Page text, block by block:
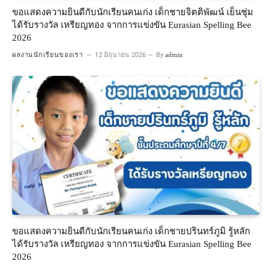
ขอแสดงความยินดีกับนักเรียนคนเก่ง เด็กชายจิตติพัฒน์ เย็นชุ่ม
ได้รับรางวัล เหรียญทอง จากการแข่งขัน Eurasian Spelling Bee
2026
ผลงานนักเรียนของเรา 12 มิถุนายน 2026 By admin
ขอแสดงความยินดีกับนักเรียนคนเก่ง เด็กชายปรินทร์ภูมิ รู้หลัก
ได้รับรางวัล เหรียญทอง จากการแข่งขัน Eurasian Spelling Bee
2026